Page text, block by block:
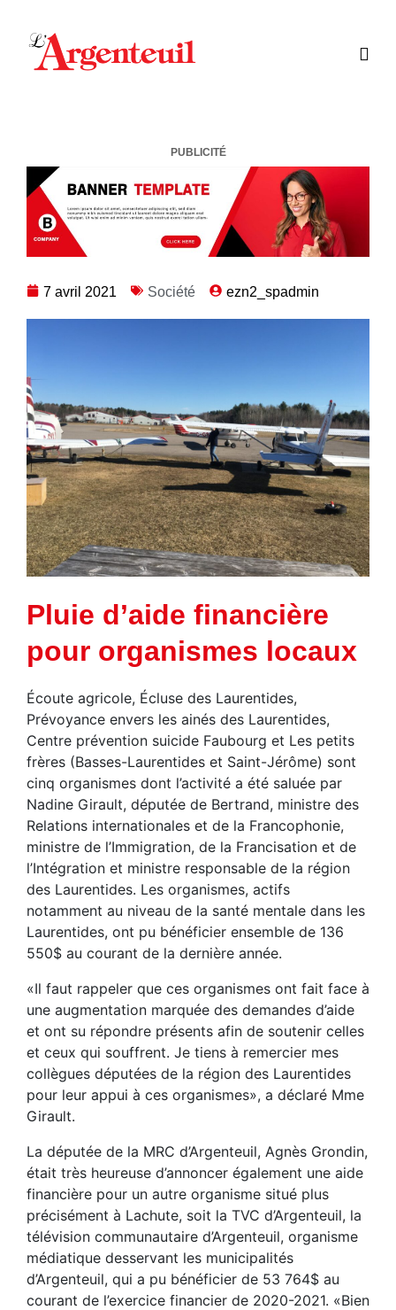
PUBLICITÉ
7 avril 2021 Société ezn2_spadmin
Pluie d’aide financière
pour organismes locaux
Écoute agricole, Écluse des Laurentides,
Prévoyance envers les ainés des Laurentides,
Centre prévention suicide Faubourg et Les petits
frères (Basses-Laurentides et Saint-Jérôme) sont
cinq organismes dont l’activité a été saluée par
Nadine Girault, députée de Bertrand, ministre des
Relations internationales et de la Francophonie,
ministre de l’Immigration, de la Francisation et de
l’Intégration et ministre responsable de la région
des Laurentides. Les organismes, actifs
notamment au niveau de la santé mentale dans les
Laurentides, ont pu bénéficier ensemble de 136
550$ au courant de la dernière année.
«Il faut rappeler que ces organismes ont fait face à
une augmentation marquée des demandes d’aide
et ont su répondre présents afin de soutenir celles
et ceux qui souffrent. Je tiens à remercier mes
collègues députées de la région des Laurentides
pour leur appui à ces organismes», a déclaré Mme
Girault.
La députée de la MRC d’Argenteuil, Agnès Grondin,
était très heureuse d’annoncer également une aide
financière pour un autre organisme situé plus
précisément à Lachute, soit la TVC d’Argenteuil, la
télévision communautaire d’Argenteuil, organisme
médiatique desservant les municipalités
d’Argenteuil, qui a pu bénéficier de 53 764$ au
courant de l’exercice financier de 2020-2021. «Bien